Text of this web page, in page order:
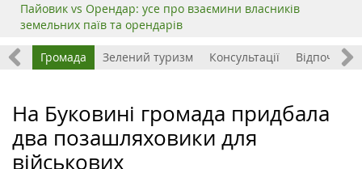
Пайовик vs Орендар: усе про взаємини власників
земельних паїв та орендарів
Громада Зелений туризм Консультації Відпочинок
На Буковині громада придбала
два позашляховики для
військових